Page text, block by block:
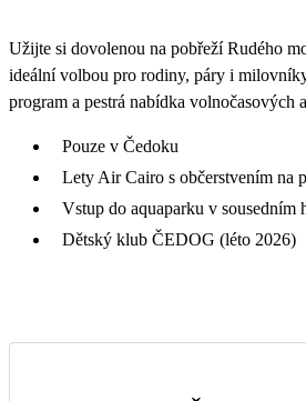
Užijte si dovolenou na pobřeží Rudého
ideální volbou pro rodiny, páry i
program a pestrá nabídka volnočasových
Pouze v Čedoku
Lety Air Cairo s občerstvením na
Vstup do aquaparku v sousedním
Dětský klub ČEDOG (léto 2026)